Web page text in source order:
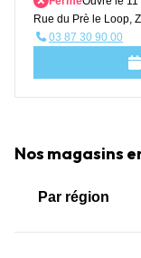
Rue du Prè le Loop,
03 87 30 90 00
Nos magasins
Par région